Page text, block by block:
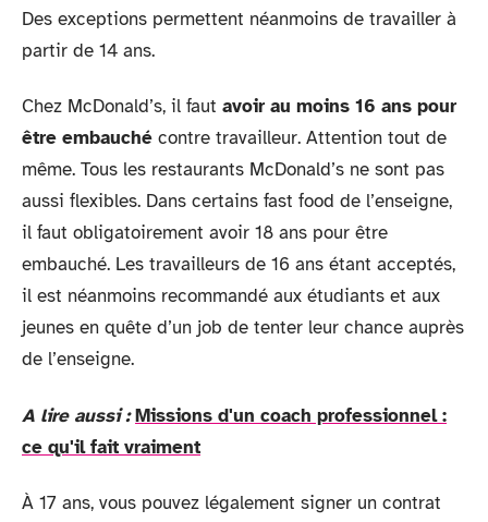
Des exceptions permettent néanmoins de travailler à
partir de 14 ans.
Chez McDonald’s, il faut avoir au moins 16 ans pour
être embauché contre travailleur. Attention tout de
même. Tous les restaurants McDonald’s ne sont pas
aussi flexibles. Dans certains fast food de l’enseigne,
il faut obligatoirement avoir 18 ans pour être
embauché. Les travailleurs de 16 ans étant acceptés,
il est néanmoins recommandé aux étudiants et aux
jeunes en quête d’un job de tenter leur chance auprès
de l’enseigne.
A lire aussi : Missions d'un coach professionnel :
ce qu'il fait vraiment
À 17 ans, vous pouvez légalement signer un contrat